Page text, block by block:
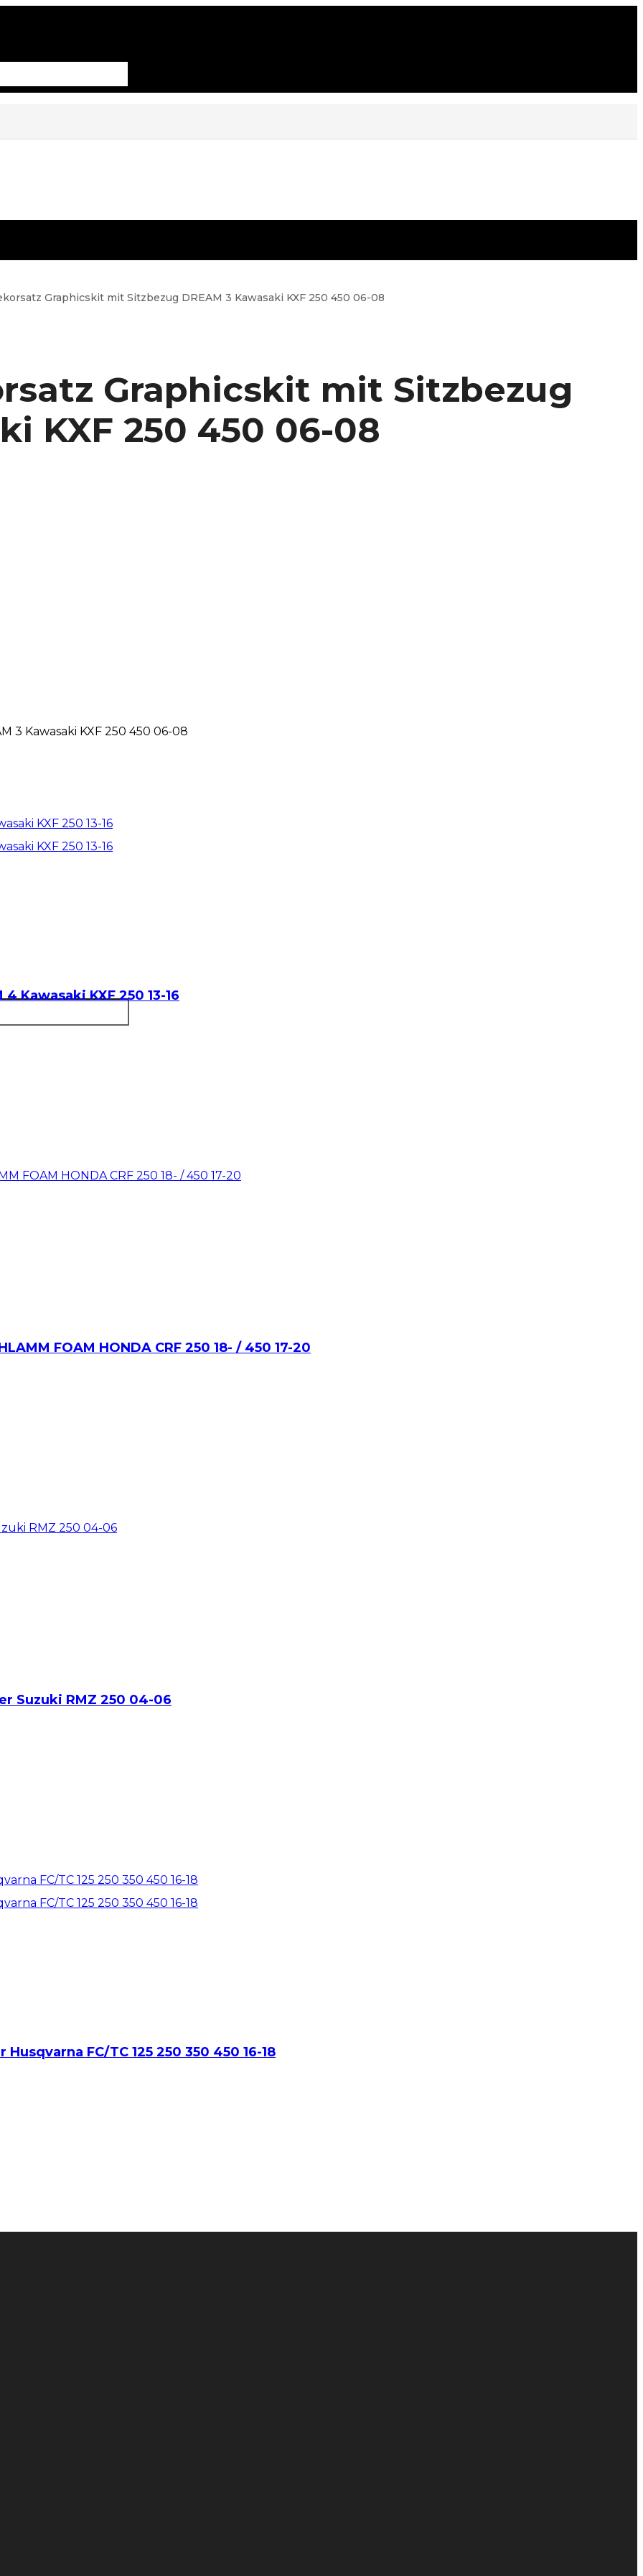
Graphicskit mit Sitzbezug DREAM 3 Kawasaki KXF 250 450 06-08
Graphicskit mit Sitzbezug
KXF 250 450 06-08
3 Kawasaki KXF 250 450 06-08
Kawasaki KXF 250 13-16
FOAM HONDA CRF 250 18- / 450 17-20
Suzuki RMZ 250 04-06
FC/TC 125 250 350 450 16-18